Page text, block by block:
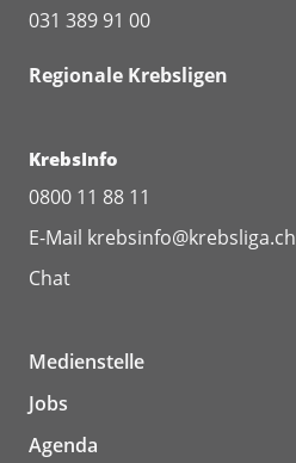
031 389 91 00
Regionale Krebsligen
KrebsInfo
0800 11 88 11
E-Mail krebsinfo@krebsliga.ch
Chat
Medienstelle
Jobs
Agenda